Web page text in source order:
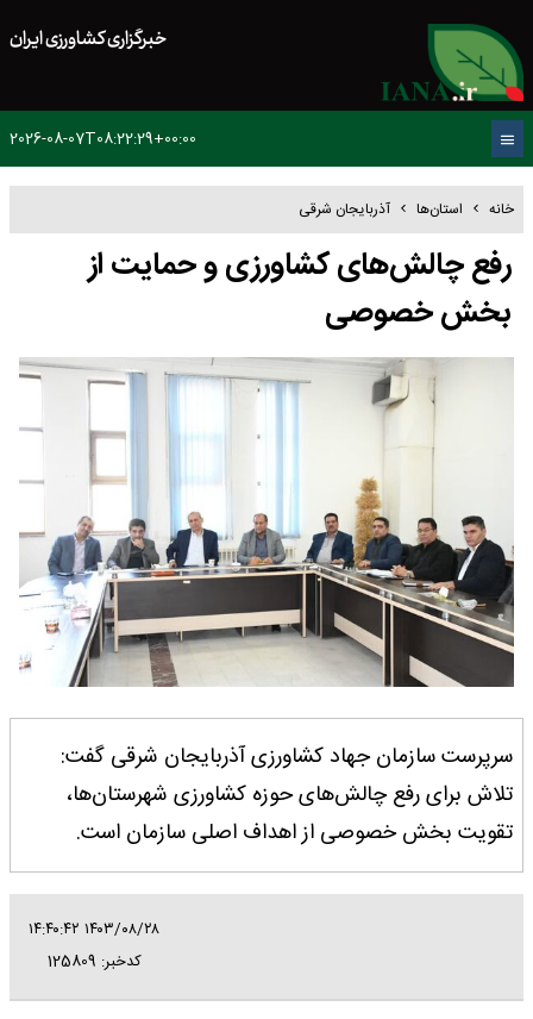
خبرگزاری کشاورزی ایران
2026-08-07T08:22:29+00:00
خانه استان‌ها آذربایجان شرقی
رفع چالش‌های کشاورزی و حمایت از
بخش خصوصی
سرپرست سازمان جهاد کشاورزی آذربایجان شرقی گفت:
تلاش برای رفع چالش‌های حوزه کشاورزی شهرستان‌ها،
تقویت بخش خصوصی از اهداف اصلی سازمان است.
۱۴۰۳/۰۸/۲۸ ۱۴:۴۰:۴۲
کدخبر: 125809